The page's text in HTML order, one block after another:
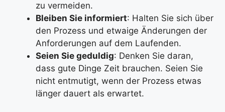
zu vermeiden.
Bleiben Sie informiert: Halten Sie sich über
den Prozess und etwaige Änderungen der
Anforderungen auf dem Laufenden.
Seien Sie geduldig: Denken Sie daran,
dass gute Dinge Zeit brauchen. Seien Sie
nicht entmutigt, wenn der Prozess etwas
länger dauert als erwartet.